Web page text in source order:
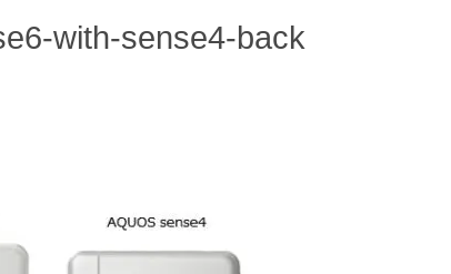
with-sense4-back